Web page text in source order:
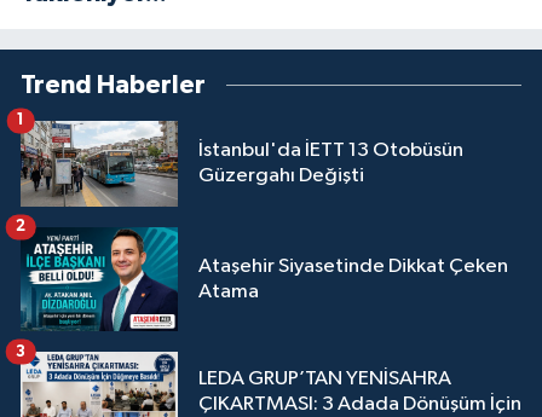
Trend Haberler
İstanbul'da İETT 13 Otobüsün
Güzergahı Değişti
1
Ataşehir Siyasetinde Dikkat Çeken
Atama
2
LEDA GRUP’TAN YENİSAHRA
ÇIKARTMASI: 3 Adada Dönüşüm İçin
3